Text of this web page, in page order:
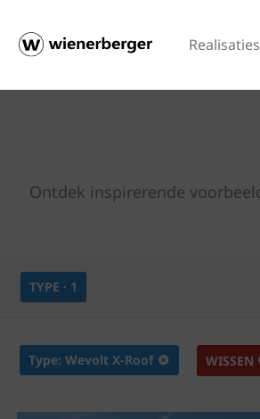
Realisaties
Ontdek inspirerende
TYPE · 1
Type: Wevolt X-Roof WISSEN